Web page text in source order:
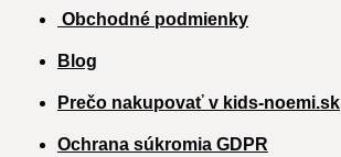
Obchodné podmienky
Blog
Prečo nakupovať v kids-noemi.sk
Ochrana súkromia GDPR